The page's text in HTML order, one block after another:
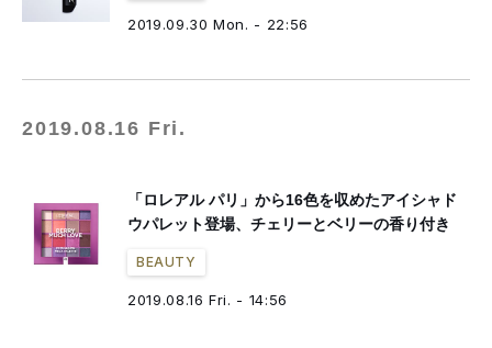
2019.09.30 Mon. - 22:56
2019.08.16 Fri.
「ロレアル パリ」から16色を収めたアイシャド
ウパレット登場、チェリーとベリーの香り付き
BEAUTY
2019.08.16 Fri. - 14:56